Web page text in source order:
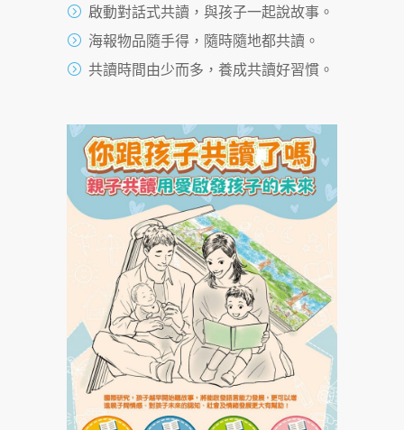
啟動對話式共讀，與孩子一起說故事。
海報物品隨手得，隨時隨地都共讀。
共讀時間由少而多，養成共讀好習慣。